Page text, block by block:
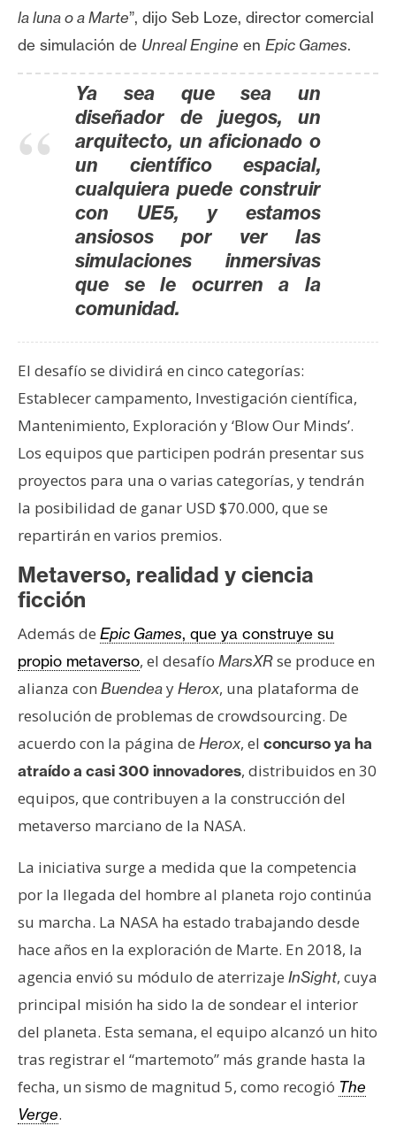
la luna o a Marte”, dijo Seb Loze, director comercial
de simulación de Unreal Engine en Epic Games.
Ya sea que sea un
diseñador de juegos, un
arquitecto, un aficionado o
un científico espacial,
cualquiera puede construir
con UE5, y estamos
ansiosos por ver las
simulaciones inmersivas
que se le ocurren a la
comunidad.
El desafío se dividirá en cinco categorías:
Establecer campamento, Investigación científica,
Mantenimiento, Exploración y ‘Blow Our Minds’.
Los equipos que participen podrán presentar sus
proyectos para una o varias categorías, y tendrán
la posibilidad de ganar USD $70.000, que se
repartirán en varios premios.
Metaverso, realidad y ciencia
ficción
Además de Epic Games, que ya construye su
propio metaverso, el desafío MarsXRse produce en
alianza con BuendeayHerox, una plataforma de
resolución de problemas de crowdsourcing. De
acuerdo con la página de Herox, el concurso ya ha
atraído a casi 300 innovadores, distribuidos en 30
equipos, que contribuyen a la construcción del
metaverso marciano de la NASA.
La iniciativa surge a medida que la competencia
por la llegada del hombre al planeta rojo continúa
su marcha. La NASA ha estado trabajando desde
hace años en la exploración de Marte. En 2018, la
agencia envió su módulo de aterrizaje InSight, cuya
principal misión ha sido la de sondear el interior
del planeta. Esta semana, el equipo alcanzó un hito
tras registrar el “martemoto” más grande hasta la
fecha, un sismo de magnitud 5, como recogió The
Verge.